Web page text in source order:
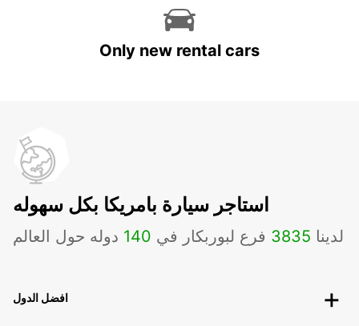
Only new rental cars
استاجر سيارة بامريكا بكل سهوله
لدينا 3835 فرع لبوربكار في 140 دوله حول العالم
افضل الدول